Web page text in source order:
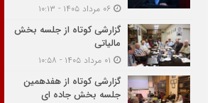
گزارشی کوتاه از جلسه بخش
مالیاتی
گزارشی کوتاه از هفدهمین
جلسه بخش جاده ای